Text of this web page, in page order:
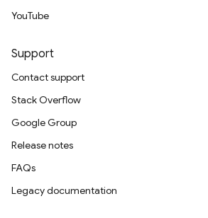
YouTube
Support
Contact support
Stack Overflow
Google Group
Release notes
FAQs
Legacy documentation